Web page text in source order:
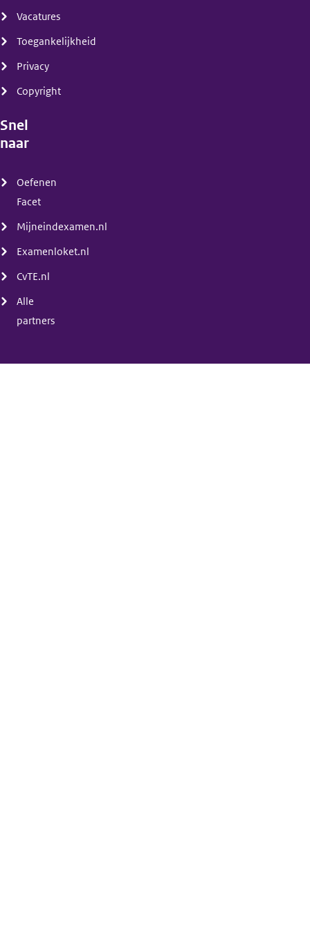
Vacatures
Toegankelijkheid
Privacy
Copyright
Snel
naar
Oefenen
Facet
Mijneindexamen.nl
Examenloket.nl
CvTE.nl
Alle
partners